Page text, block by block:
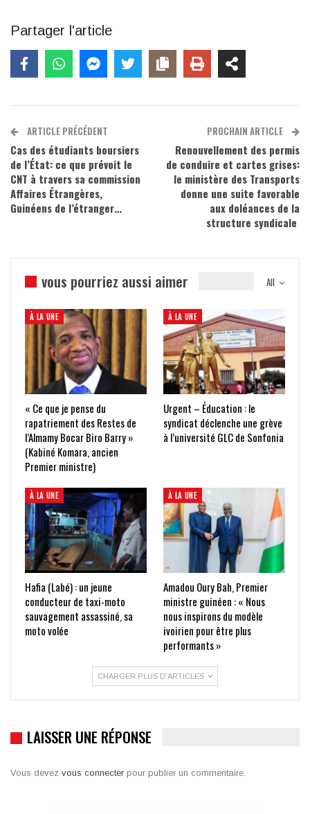
Partager l'article
ARTICLE PRÉCÉDENT
Cas des étudiants boursiers
de l’État: ce que prévoit le
CNT à travers sa commission
Affaires Étrangères,
Guinéens de l’étranger…
PROCHAIN ARTICLE
Renouvellement des permis
de conduire et cartes grises:
le ministère des Transports
donne une suite favorable
aux doléances de la
structure syndicale
All
vous pourriez aussi aimer
À LA UNE
« Ce que je pense du
rapatriement des Restes de
l’Almamy Bocar Biro Barry »
(Kabiné Komara, ancien
Premier ministre)
À LA UNE
Urgent – Éducation : le
syndicat déclenche une grève
à l’université GLC de Sonfonia
À LA UNE
Hafia (Labé) : un jeune
conducteur de taxi-moto
sauvagement assassiné, sa
moto volée
À LA UNE
Amadou Oury Bah, Premier
ministre guinéen : « Nous
nous inspirons du modèle
ivoirien pour être plus
performants »
CHARGER PLUS D'ARTICLES
LAISSER UNE RÉPONSE
Vous devez vous connecter pour publier un commentaire.